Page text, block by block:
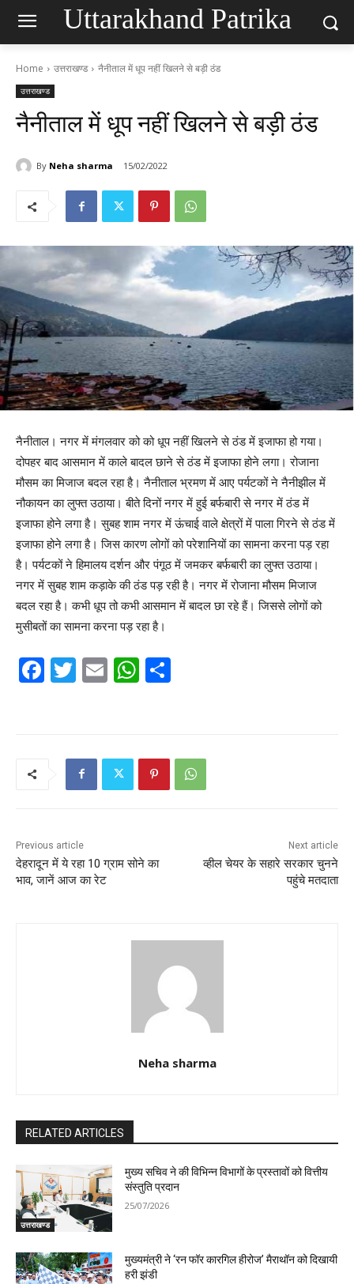
Uttarakhand Patrika
Home उत्तराखण्ड नैनीताल में धूप नहीं खिलने से बड़ी ठंड
उत्तराखण्ड
नैनीताल में धूप नहीं खिलने से बड़ी ठंड
By Neha sharma 15/02/2022
नैनीताल। नगर में मंगलवार को को धूप नहीं खिलने से ठंड में इजाफा हो गया।
दोपहर बाद आसमान में काले बादल छाने से ठंड में इजाफा होने लगा। रोजाना
मौसम का मिजाज बदल रहा है। नैनीताल भ्रमण में आए पर्यटकों ने नैनीझील में
नौकायन का लुफ्त उठाया। बीते दिनों नगर में हुई बर्फबारी से नगर में ठंड में
इजाफा होने लगा है। सुबह शाम नगर में ऊंचाई वाले क्षेत्रों में पाला गिरने से ठंड में
इजाफा होने लगा है। जिस कारण लोगों को परेशानियों का सामना करना पड़ रहा
है। पर्यटकों ने हिमालय दर्शन और पंगूठ में जमकर बर्फबारी का लुफ्त उठाया।
नगर में सुबह शाम कड़ाके की ठंड पड़ रही है। नगर में रोजाना मौसम मिजाज
बदल रहा है। कभी धूप तो कभी आसमान में बादल छा रहे हैं। जिससे लोगों को
मुसीबतों का सामना करना पड़ रहा है।
F
k
T
E
W
A
p
Previous article
देहरादून में ये रहा 10 ग्राम सोने का
भाव, जानें आज का रेट
Next article
व्हील चेयर के सहारे सरकार चुनने
पहुंचे मतदाता
Neha sharma
RELATED ARTICLES
उत्तराखण्ड
मुख्य सचिव ने की विभिन्न विभागों के प्रस्तावों को वित्तीय
संस्तुति प्रदान
25/07/2026
मुख्यमंत्री ने ‘रन फॉर कारगिल हीरोज’ मैराथॉन को दिखायी
हरी झंडी